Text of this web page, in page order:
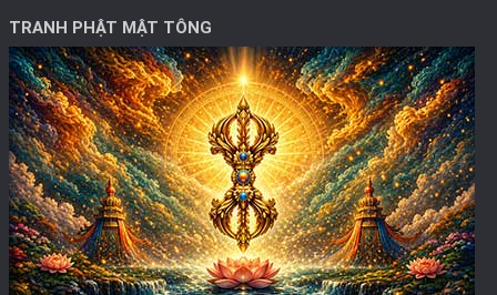
TRANH PHẬT MẬT TÔNG